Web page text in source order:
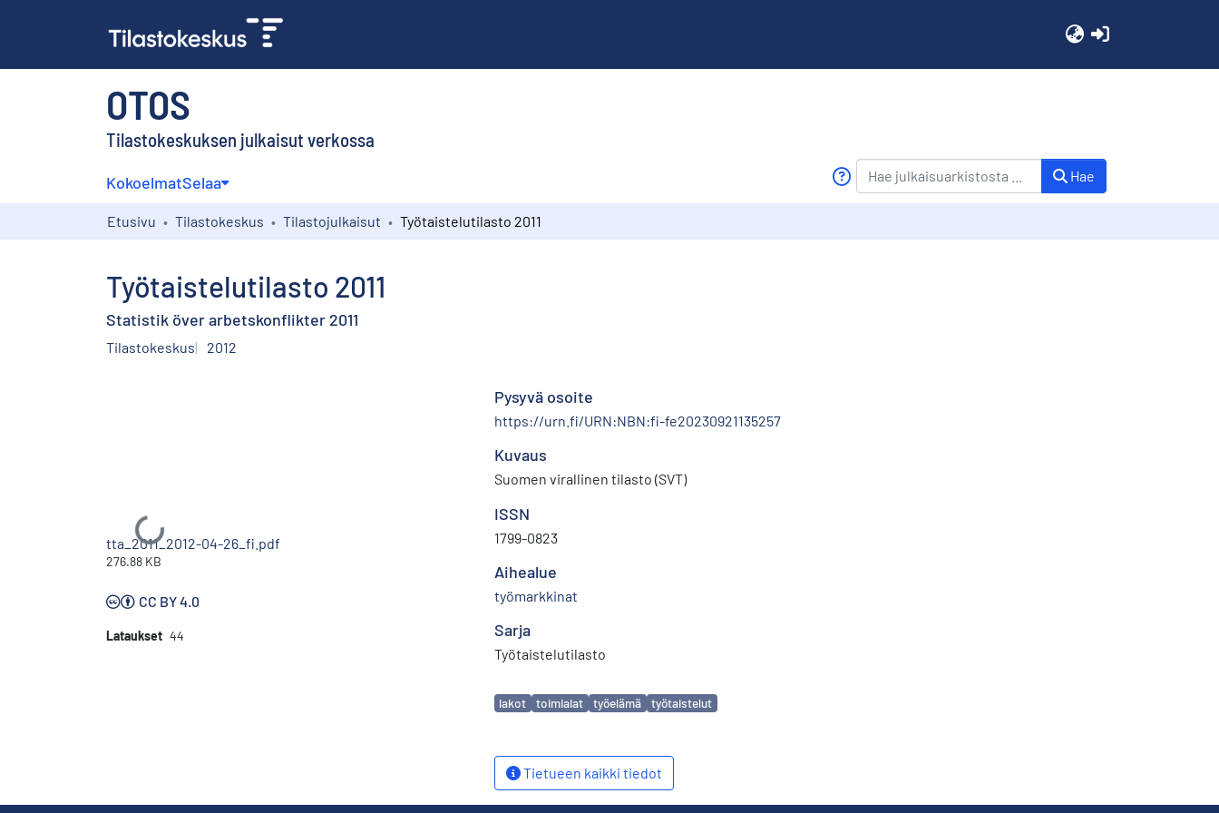
OTOS
Tilastokeskuksen julkaisut verkossa
KokoelmatSelaa Hae
Etusivu Tilastokeskus Tilastojulkaisut Työtaistelutilasto 2011
Työtaistelutilasto 2011
Statistik över arbetskonflikter 2011
Tilastokeskus 2012
Ladataan...
tta_2011_2012-04-26_fi.pdf
276.88 KB
CC BY 4.0
Lataukset 44
Pysyvä osoite
https://urn.fi/URN:NBN:fi-fe20230921135257
Kuvaus
Suomen virallinen tilasto (SVT)
ISSN
1799-0823
Aihealue
työmarkkinat
Sarja
Työtaistelutilasto
Avainsanat
lakot toimialat työelämä työtaistelut
Tietueen kaikki tiedot